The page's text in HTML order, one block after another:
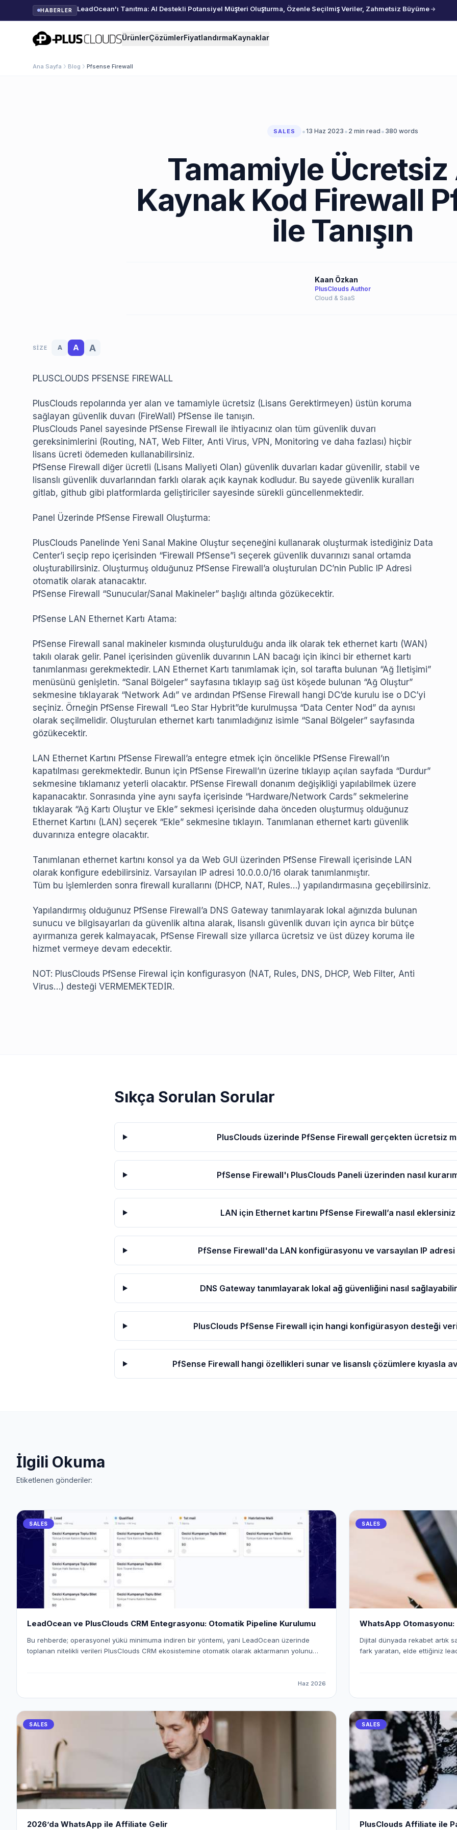
HABERLER LeadOcean'ı Tanıtma: AI Destekli Potansiyel Müşteri Oluşturma, Özenle Seçilmiş Veriler, Zahmetsiz Büyüme
PlusClouds ÜrünlerÇözümlerFiyatlandırmaKaynaklar
Ana Sayfa Blog Pfsense Firewall
SALES •13 Haz 2023 • 2 min read • 380 words
Tamamiyle Ücretsiz
Kaynak Kod Firewall
ile Tanışın
Kaan Özkan
PlusClouds Author
Cloud & SaaS
SIZE A A A
PLUSCLOUDS PFSENSE FIREWALL
PlusClouds repolarında yer alan ve tamamiyle ücretsiz (Lisans Gerektirmeyen) üstün koruma
sağlayan güvenlik duvarı (FireWall) PfSense ile tanışın.
PlusClouds Panel sayesinde PfSense Firewall ile ihtiyacınız olan tüm güvenlik duvarı
gereksinimlerini (Routing, NAT, Web Filter, Anti Virus, VPN, Monitoring ve daha fazlası) hiçbir
lisans ücreti ödemeden kullanabilirsiniz.
PfSense Firewall diğer ücretli (Lisans Maliyeti Olan) güvenlik duvarları kadar güvenilir, stabil ve
lisanslı güvenlik duvarlarından farklı olarak açık kaynak kodludur. Bu sayede güvenlik kuralları
gitlab, github gibi platformlarda geliştiriciler sayesinde sürekli güncellenmektedir.
Panel Üzerinde PfSense Firewall Oluşturma:
PlusClouds Panelinde Yeni Sanal Makine Oluştur seçeneğini kullanarak oluşturmak istediğiniz Data
Center’i seçip repo içerisinden “Firewall PfSense”i seçerek güvenlik duvarınızı sanal ortamda
oluşturabilirsiniz. Oluşturmuş olduğunuz PfSense Firewall’a oluşturulan DC’nin Public IP Adresi
otomatik olarak atanacaktır.
PfSense Firewall “Sunucular/Sanal Makineler” başlığı altında gözükecektir.
PfSense LAN Ethernet Kartı Atama:
PfSense Firewall sanal makineler kısmında oluşturulduğu anda ilk olarak tek ethernet kartı (WAN)
takılı olarak gelir. Panel içerisinden güvenlik duvarının LAN bacağı için ikinci bir ethernet kartı
tanımlanması gerekmektedir. LAN Ethernet Kartı tanımlamak için, sol tarafta bulunan “Ağ İletişimi”
menüsünü genişletin. “Sanal Bölgeler” sayfasına tıklayıp sağ üst köşede bulunan “Ağ Oluştur”
sekmesine tıklayarak “Network Adı” ve ardından PfSense Firewall hangi DC’de kurulu ise o DC’yi
seçiniz. Örneğin PfSense Firewall “Leo Star Hybrit”de kurulmuşsa “Data Center Nod” da aynısı
olarak seçilmelidir. Oluşturulan ethernet kartı tanımladığınız isimle “Sanal Bölgeler” sayfasında
gözükecektir.
LAN Ethernet Kartını PfSense Firewall’a entegre etmek için öncelikle PfSense Firewall’ın
kapatılması gerekmektedir. Bunun için PfSense Firewall’ın üzerine tıklayıp açılan sayfada “Durdur”
sekmesine tıklamanız yeterli olacaktır. PfSense Firewall donanım değişikliği yapılabilmek üzere
kapanacaktır. Sonrasında yine aynı sayfa içerisinde “Hardware/Network Cards” sekmelerine
tıklayarak “Ağ Kartı Oluştur ve Ekle” sekmesi içerisinde daha önceden oluşturmuş olduğunuz
Ethernet Kartını (LAN) seçerek “Ekle” sekmesine tıklayın. Tanımlanan ethernet kartı güvenlik
duvarınıza entegre olacaktır.
Tanımlanan ethernet kartını konsol ya da Web GUI üzerinden PfSense Firewall içerisinde LAN
olarak konfigure edebilirsiniz. Varsayılan IP adresi 10.0.0.0/16 olarak tanımlanmıştır.
Tüm bu işlemlerden sonra firewall kurallarını (DHCP, NAT, Rules…) yapılandırmasına geçebilirsiniz.
Yapılandırmış olduğunuz PfSense Firewall’a DNS Gateway tanımlayarak lokal ağınızda bulunan
sunucu ve bilgisayarları da güvenlik altına alarak, lisanslı güvenlik duvarı için ayrıca bir bütçe
ayırmanıza gerek kalmayacak, PfSense Firewall size yıllarca ücretsiz ve üst düzey koruma ile
hizmet vermeye devam edecektir.
NOT: PlusClouds PfSense Firewal için konfigurasyon (NAT, Rules, DNS, DHCP, Web Filter, Anti
Virus…) desteği VERMEMEKTEDİR.
Sıkça Sorulan Sorular
PlusClouds üzerinde PfSense Firewall gerçekten ücretsiz
PfSense Firewall'ı PlusClouds Paneli üzerinden nasıl
LAN için Ethernet kartını PfSense Firewall’a nasıl eklersiniz
PfSense Firewall'da LAN konfigürasyonu ve varsayılan IP
DNS Gateway tanımlayarak lokal ağ güvenliğini nasıl
PlusClouds PfSense Firewall için hangi konfigürasyon desteği
PfSense Firewall hangi özellikleri sunar ve lisanslı çözümlere kıyasla
İlgili Okuma
Etiketlenen gönderiler:
SALES
LeadOcean ve PlusClouds CRM Entegrasyonu: Otomatik Pipeline Kurulumu
Bu rehberde; operasyonel yükü minimuma indiren bir yöntemi, yani LeadOcean üzerinde
toplanan nitelikli verileri PlusClouds CRM ekosistemine otomatik olarak aktarmanın yolunu
Haz 2026
SALES
WhatsApp Otomasyonu:
Dijital dünyada rekabet artık
fark yaratan, elde ettiğiniz
SALES
2026’da WhatsApp ile Affiliate Gelir
SALES
PlusClouds Affiliate ile